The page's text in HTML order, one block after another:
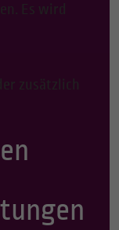
Es wird
zusätzlich